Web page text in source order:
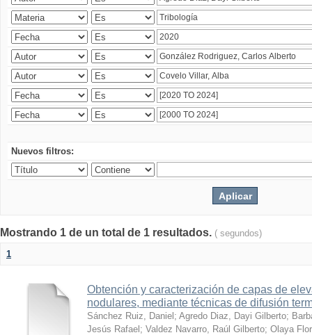
Nuevos filtros:
Mostrando 1 de un total de 1 resultados. ( segundos)
1
Obtención y caracterización de capas de
nodulares, mediante técnicas de difusión
Sánchez Ruiz, Daniel ; Agredo Diaz, Dayi Gilberto;
Jesús Rafael ; Valdez Navarro, Raúl Gilberto; Olaya